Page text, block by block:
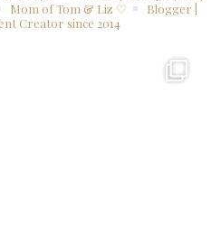
Mom of Tom & Liz ♡
Blogger |
Creator since 2014